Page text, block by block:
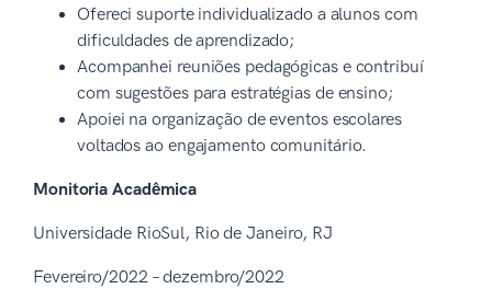
Ofereci suporte individualizado a alunos com
dificuldades de aprendizado;
Acompanhei reuniões pedagógicas e contribuí
com sugestões para estratégias de ensino;
Apoiei na organização de eventos escolares
voltados ao engajamento comunitário.
Monitoria Acadêmica
Universidade RioSul, Rio de Janeiro, RJ
Fevereiro/2022 – dezembro/2022